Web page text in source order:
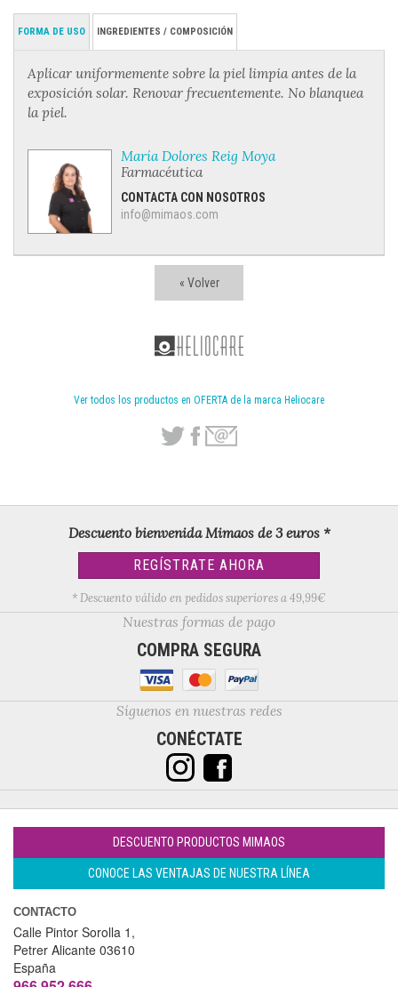
« Volver
Ver todos los productos en OFERTA de la marca Heliocare
FORMA DE USO INGREDIENTES / COMPOSICIÓN
Aplicar uniformemente sobre la piel limpia antes de la
exposición solar. Renovar frecuentemente. No blanquea
la piel.
María Dolores Reig Moya
Farmacéutica
CONTACTA CON NOSOTROS
info@mimaos.com
Descuento bienvenida Mimaos de 3 euros *
REGÍSTRATE AHORA
* Descuento válido en pedidos superiores a 49,99€
Nuestras formas de pago
COMPRA SEGURA
Síguenos en nuestras redes
CONÉCTATE
DESCUENTO PRODUCTOS MIMAOS
CONOCE LAS VENTAJAS DE NUESTRA LÍNEA
CONTACTO
Calle Pintor Sorolla 1,
Petrer Alicante 03610
España